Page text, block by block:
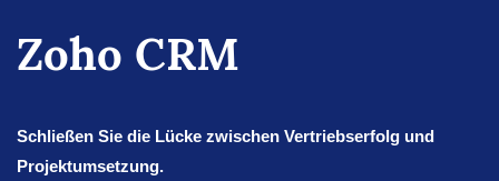
Zoho CRM
Schließen Sie die Lücke zwischen Vertriebserfolg und
Projektumsetzung.